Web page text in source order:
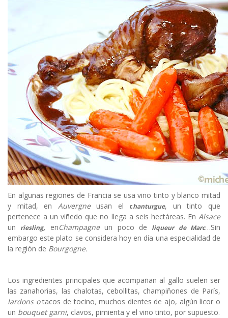
En algunas regiones de Francia se usa vino tinto y blanco mitad
y mitad, en Auvergneusan el chanturgue, un tinto que
pertenece a un viñedo que no llega a seis hectáreas. En Alsace
un riesling, enChampagneun poco de liqueur de Marc…Sin
embargo este plato se considera hoy en día una especialidad de
la región de Bourgogne.
Los ingredientes principales que acompañan al gallo suelen ser
las zanahorias, las chalotas, cebollitas, champiñones de París,
lardons otacos de tocino, muchos dientes de ajo, algún licor o
un bouquet garni, clavos, pimienta y el vino tinto, por supuesto.